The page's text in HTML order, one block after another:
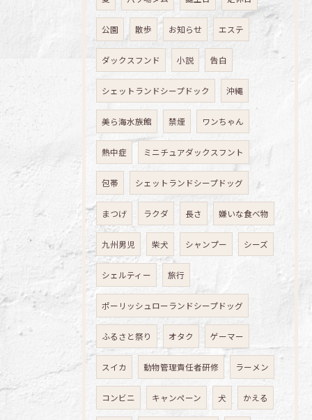
公園 散歩 お知らせ エステ
ダックスフンド 小説 告白
シェットランドシープドック 沖縄
美ら海水族館 禁煙 ワンちゃん
熱中症 ミニチュアダックスフント
包帯 シェットランドシープドッグ
まつげ ラクダ 長さ 嫌いな食べ物
九州男児 柴犬 シャンプー シーズ
シェルティー 旅行
ポーリッシュローランドシープドッグ
ふるさと祭り オタク ゲーマー
スイカ 動物管理責任者研修 ラーメン
コンビニ キャンペーン 犬 かえる